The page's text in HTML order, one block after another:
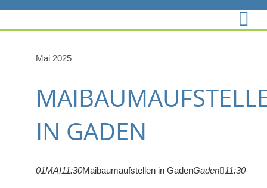
springen
Mai 2025
IN GADEN
01MAI11:30Maibaumaufstellen in GadenGaden 11:30